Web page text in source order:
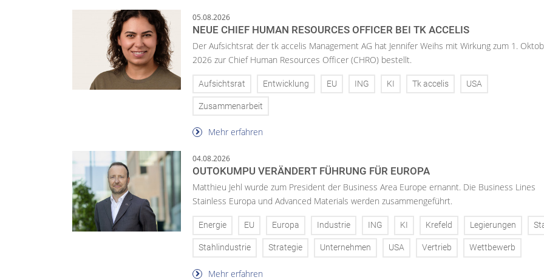
05.08.2026
NEUE CHIEF HUMAN RESOURCES OFFICER BEI TK ACCELIS
Der Aufsichtsrat der tk accelis Management AG hat Jennifer Weihs mit Wirkung zum 1.
2026 zur Chief Human Resources Officer (CHRO) bestellt.
Aufsichtsrat Entwicklung EU ING KI Tk accelis USA
Zusammenarbeit
Mehr erfahren
04.08.2026
OUTOKUMPU VERÄNDERT FÜHRUNG FÜR EUROPA
Matthieu Jehl wurde zum President der Business Area Europe ernannt. Die Business Lines
Stainless Europa und Advanced Materials werden zusammengeführt.
Energie EU Europa Industrie ING KI Krefeld Legierungen
Stahlindustrie Strategie Unternehmen USA Vertrieb Wettbewerb
Mehr erfahren